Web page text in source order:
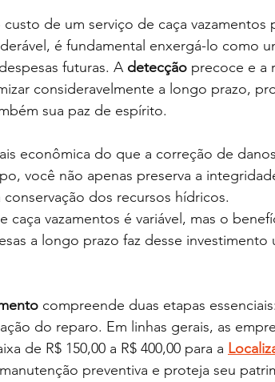
de um serviço de caça vazamentos
é fundamental enxergá-lo como
futuras. A detecção precoce e a
consideravelmente a longo prazo,
sua paz de espírito.
econômica do que a correção de
você não apenas preserva a
dos recursos hídricos.
caça vazamentos é variável, mas o
a longo prazo faz desse investimento
compreende duas etapas
do reparo. Em linhas gerais, as
de R$ 150,00 a R$ 400,00 para a
preventiva e proteja seu